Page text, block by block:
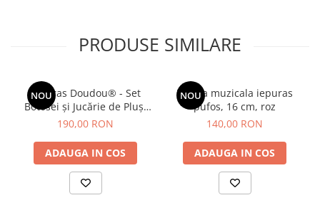
PRODUSE SIMILARE
NOU
Iepuras Doudou® - Set
Botosei și Jucărie de Pluș,
Roz
190,00 RON
ADAUGA IN COS
NOU
Veioza muzicala iepuras
pufos, 16 cm, roz
140,00 RON
ADAUGA IN COS